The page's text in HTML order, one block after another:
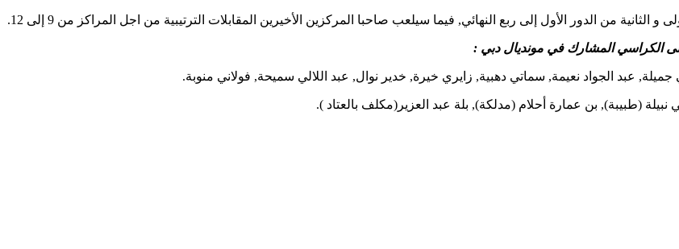
عبد الجواد نعيمة, سماتي دهبية, زايري خيرة, خدير نوال, عبد اللالي سميحة, فولاني منوبة.
بن عمارة أحلام (مدلكة), بلة عبد العزير(مكلف بالعتاد ).